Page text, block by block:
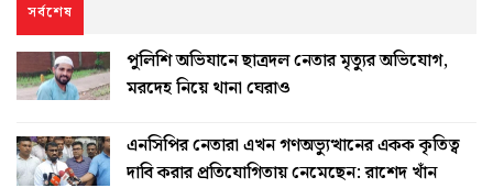
সর্বশেষ
পুলিশি অভিযানে ছাত্রদল নেতার মৃত্যুর অভিযোগ,
মরদেহ নিয়ে থানা ঘেরাও
এনসিপির নেতারা এখন গণঅভ্যুত্থানের একক কৃতিত্ব
দাবি করার প্রতিযোগিতায় নেমেছেন: রাশেদ খাঁন